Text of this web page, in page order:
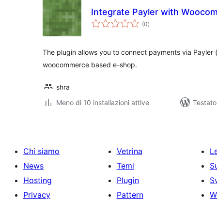
Integrate Payler with
(0valutazioni
totali
)
The plugin allows you to connect payments via
woocommerce based e-shop.
shra
Meno di 10 installazioni attive
Chi siamo
News
Hosting
Privacy
Vetrina
Temi
Plugin
Pattern